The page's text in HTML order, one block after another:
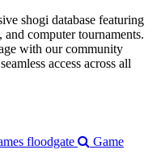
shogi database featuring
and computer tournaments.
with our community
access across all
floodgate
Game